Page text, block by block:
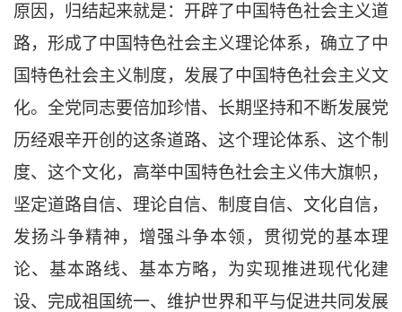
原因，归结起来就是：开辟了中国特色社会主义道
路，形成了中国特色社会主义理论体系，确立了中
国特色社会主义制度，发展了中国特色社会主义文
化。全党同志要倍加珍惜、长期坚持和不断发展党
历经艰辛开创的这条道路、这个理论体系、这个制
度、这个文化，高举中国特色社会主义伟大旗帜，
坚定道路自信、理论自信、制度自信、文化自信，
发扬斗争精神，增强斗争本领，贯彻党的基本理
论、基本路线、基本方略，为实现推进现代化建
设、完成祖国统一、维护世界和平与促进共同发展